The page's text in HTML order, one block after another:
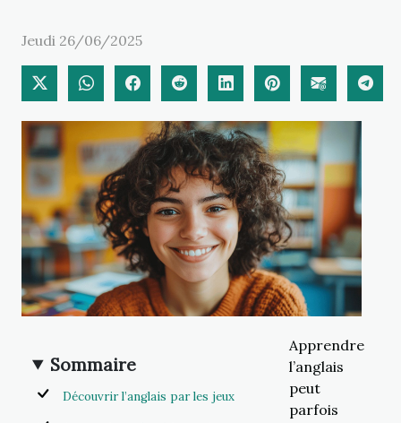
Jeudi 26/06/2025
Sommaire
Découvrir l’anglais par les jeux
Apprendre
l’anglais
peut
parfois